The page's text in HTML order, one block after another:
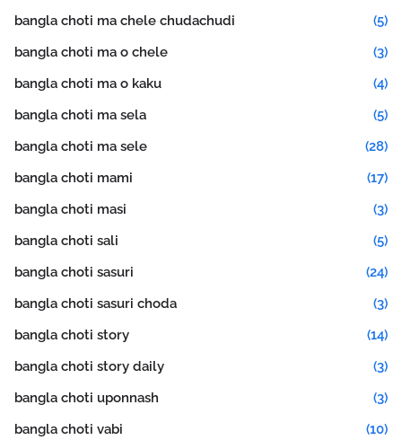
bangla choti ma chele chudachudi
(5)
bangla choti ma o chele
(3)
bangla choti ma o kaku
(4)
bangla choti ma sela
(5)
bangla choti ma sele
(28)
bangla choti mami
(17)
bangla choti masi
(3)
bangla choti sali
(5)
bangla choti sasuri
(24)
bangla choti sasuri choda
(3)
bangla choti story
(14)
bangla choti story daily
(3)
bangla choti uponnash
(3)
bangla choti vabi
(10)